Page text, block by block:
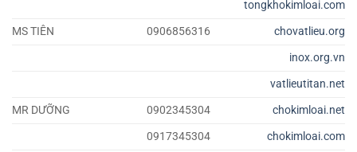
tongkhokimloai.com
MS TIÊN
0906856316
chovatlieu.org
inox.org.vn
vatlieutitan.net
MR DƯỠNG
0902345304
chokimloai.net
0917345304
chokimloai.com